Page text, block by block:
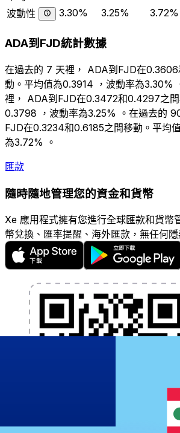
波動性
3.30% 3.25% 3.72%
ADA到FJD統計數據
在過去的 7 天裡， ADA到FJD在
動。平均值為0.3914 ，波動率為3.30%
裡， ADA到FJD在0.3472和0.4297之
0.3798 ，波動率為3.25% 。在過去的
FJD在0.3234和0.6185之間移動。平均
為3.72% 。
匯款
隨時隨地管理您的資金和貨幣
Xe 應用程式擁有您進行全球匯款和貨幣
幣兌換、匯率提醒、海外匯款，無任何隱